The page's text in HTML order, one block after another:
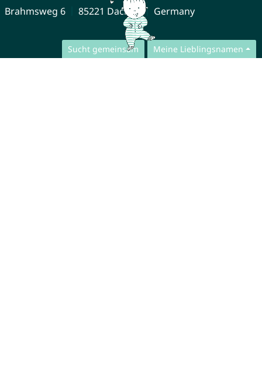
Sucht gemeinsam Meine Lieblingsnamen
Brahmsweg 6
85221 Dachau Germany